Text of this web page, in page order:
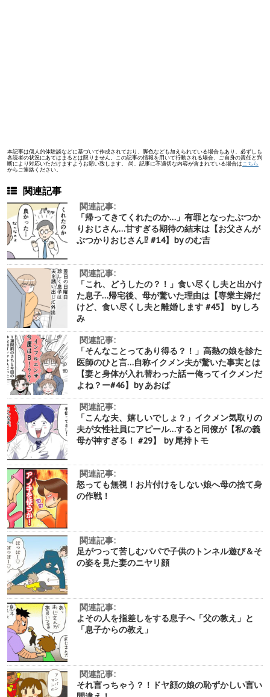
本記事は個人的体験談などに基づいて作成されており、脚色なども加えられている場合もあり、必ずしも
各読者の状況にあてはまるとは限りません。この記事の情報を用いて行動される場合、ご自身の責任と判
断により対応いただけますようお願い致します。 尚、記事に不適切な内容が含まれている場合はこちら
からご連絡ください。
関連記事
関連記事:
「帰ってきてくれたのか…」有罪となったぶつか
りおじさん…甘すぎる期待の結末は【お父さんが
ぶつかりおじさん⁉︎ #14】by のむ吉
関連記事:
「これ、どうしたの？！」食い尽くし夫と出かけ
た息子…帰宅後、母が驚いた理由は【専業主婦だ
けど、食い尽くし夫と離婚します #45】 by しろ
み
関連記事:
「そんなことってあり得る？！」高熱の娘を診た
医師のひと言…自称イクメン夫が驚いた事実とは
【妻と身体が入れ替わった話ー俺ってイクメンだ
よね？ー#46】by あおば
関連記事:
「こんな夫、嬉しいでしょ？」イクメン気取りの
夫が女性社員にアピール…すると同僚が【私の義
母が神すぎる！ #29】 by 尾持トモ
関連記事:
怒っても無視！お片付けをしない娘へ母の捨て身
の作戦！
関連記事:
足がつって苦しむパパで子供のトンネル遊び＆そ
の姿を見た妻のニヤリ顔
関連記事:
よその人を指差しをする息子へ「父の教え」と
「息子からの教え」
関連記事:
それ言っちゃう？！ドヤ顔の娘の恥ずかしい言い